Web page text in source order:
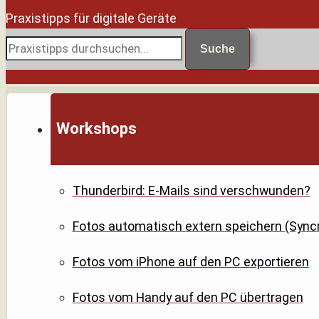
Praxistipps für digitale Geräte
Suche
Workshops
Thunderbird: E-Mails sind verschwunden?
Fotos automatisch extern speichern
Fotos vom iPhone auf den PC exportieren
Fotos vom Handy auf den PC übertragen